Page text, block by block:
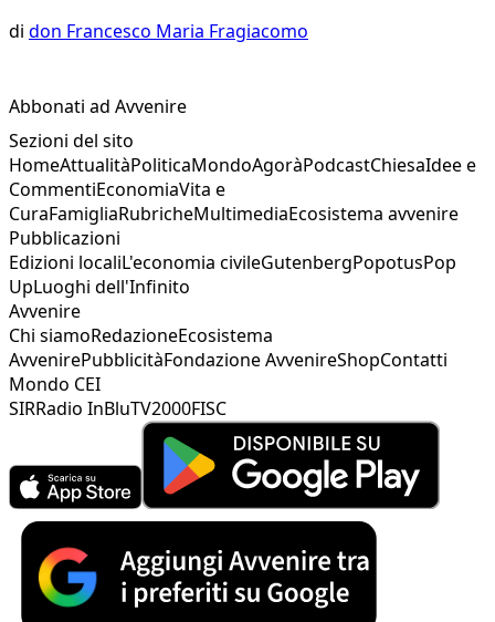
di don Francesco Maria Fragiacomo
Abbonati ad Avvenire
Sezioni del sito
HomeAttualitàPoliticaMondoAgoràPodcastChiesaIdee e
CommentiEconomiaVita e
CuraFamigliaRubricheMultimediaEcosistema avvenire
Pubblicazioni
Edizioni localiL'economia civileGutenbergPopotusPop
UpLuoghi dell'Infinito
Avvenire
Chi siamoRedazioneEcosistema
AvvenirePubblicitàFondazione AvvenireShopContatti
Mondo CEI
SIRRadio InBluTV2000FISC